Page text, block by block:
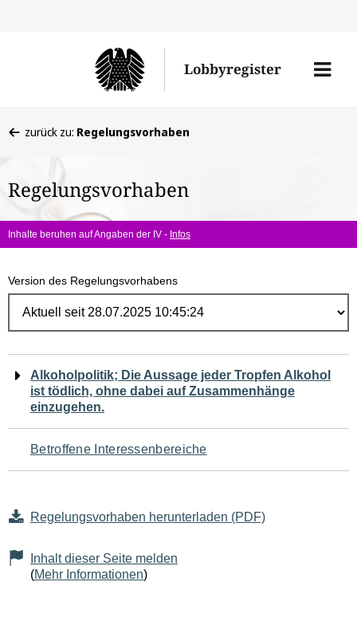
Lobbyregister
Menü
befinden
hier:
zurück zu: Regelungsvorhaben
Regelungsvorhaben
Inhalte beruhen auf Angaben der IV - Infos
Version des Regelungsvorhabens
Navigation
für
den
Seiteninhalt
Alkoholpolitik; Die Aussage jeder Tropfen Alkohol
ist tödlich, ohne dabei auf Zusammenhänge
einzugehen.
Betroffene Interessenbereiche
Regelungsvorhaben herunterladen (PDF)
Inhalt dieser Seite melden
(Mehr Informationen)